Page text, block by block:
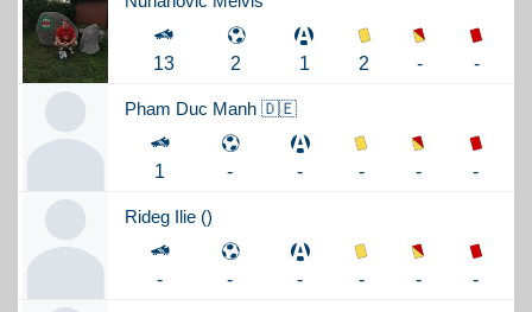
13 2 1 2 - -
Pham Duc Manh 🇩🇪
1 - - - - -
Rideg Ilie ()
- - - - - -